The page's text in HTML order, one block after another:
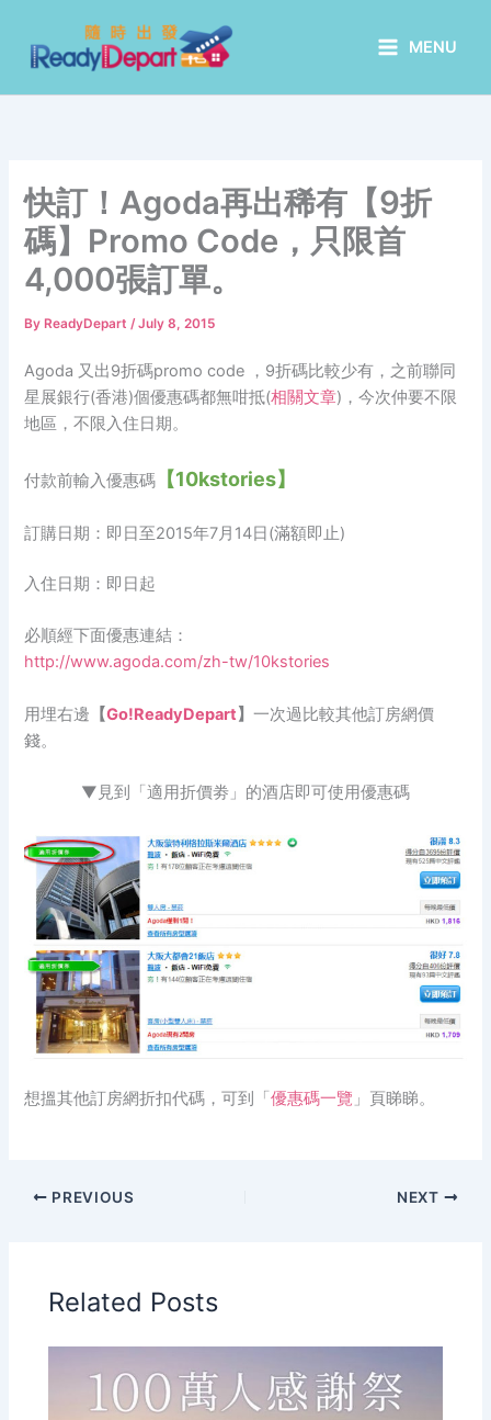
content
MENU
快訂！Agoda再出稀有【9折
碼】Promo Code，只限首
4,000張訂單。
By ReadyDepart/July 8, 2015
Agoda 又出9折碼promo code ，9折碼比較少有，之前聯同
星展銀行(香港)個優惠碼都無咁抵(相關文章)，今次仲要不限
地區，不限入住日期。
付款前輸入優惠碼 【10kstories】
訂購日期：即日至2015年7月14日(滿額即止)
入住日期：即日起
必順經下面優惠連結：
http://www.agoda.com/zh-tw/10kstories
用埋右邊 【Go!ReadyDepart】一次過比較其他訂房網價
錢。
▼見到「適用折價劵」的酒店即可使用優惠碼
想搵其他訂房網折扣代碼，可到「優惠碼一覽 」頁睇睇。
PREVIOUS NEXT
Related Posts